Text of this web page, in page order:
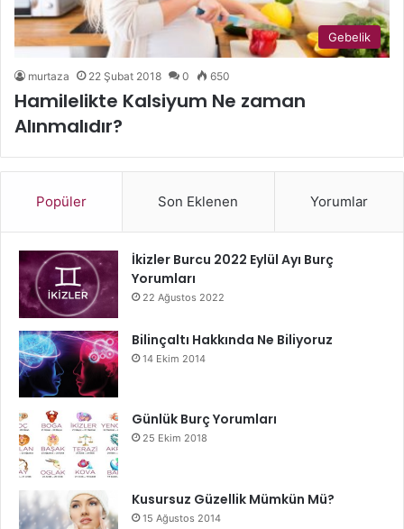
Gebelik
murtaza 22 Şubat 2018 0 650
Hamilelikte Kalsiyum Ne zaman
Alınmalıdır?
Popüler Son Eklenen Yorumlar
İkizler Burcu 2022 Eylül Ayı Burç
Yorumları
22 Ağustos 2022
Bilinçaltı Hakkında Ne Biliyoruz
14 Ekim 2014
Günlük Burç Yorumları
25 Ekim 2018
Kusursuz Güzellik Mümkün Mü?
15 Ağustos 2014